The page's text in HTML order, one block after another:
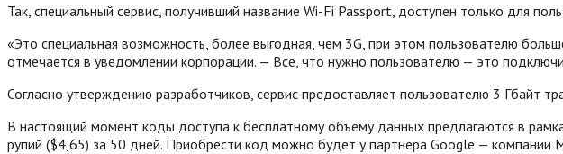
Так, специальный сервис, получивший название Wi-Fi Passport, доступен только для
«Это специальная возможность, более выгодная, чем 3G, при этом пользователю
отмечается в уведомлении корпорации. — Все, что нужно пользователю — это
Согласно утверждению разработчиков, сервис предоставляет пользователю 3 Гбайт
В настоящий момент коды доступа к бесплатному объему данных предлагаются в
рупий ($4,65) за 50 дней. Приобрести код можно будет у партнера Google — компании